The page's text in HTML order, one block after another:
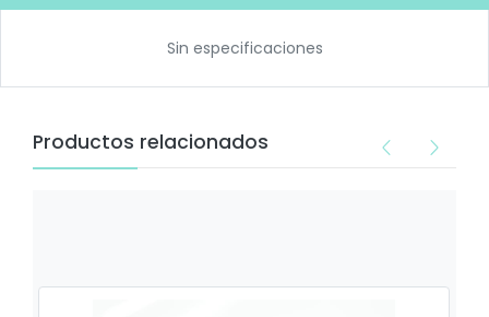
Sin especificaciones
Productos relacionados